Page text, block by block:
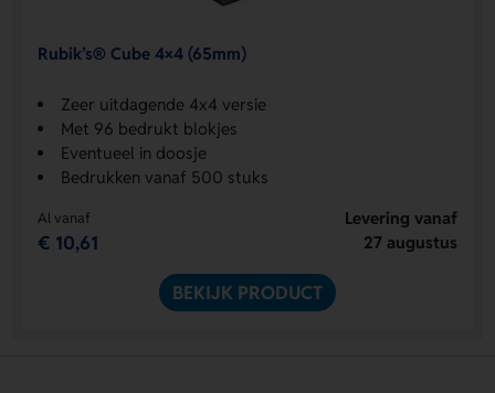
Rubik’s® Cube 4×4 (65mm)
Zeer uitdagende 4x4 versie
Met 96 bedrukt blokjes
Eventueel in doosje
Bedrukken vanaf 500 stuks
Al vanaf
€ 10,61
Levering vanaf
27 augustus
BEKIJK PRODUCT